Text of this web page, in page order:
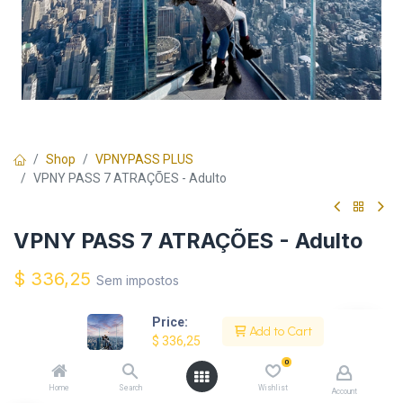
Price:
$ 336,25
Add to Cart
Home Search
0
Wishlist Account
Shop
VPNYPASS PLUS
VPNY PASS 7 ATRAÇÕES - Adulto
VPNY PASS 7 ATRAÇÕES - Adulto
$ 336,25 Sem impostos
Melhore Sua Experiência:
15,00